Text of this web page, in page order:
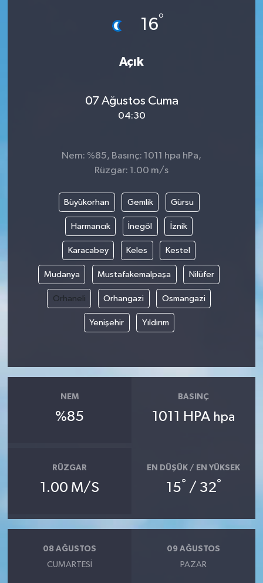
16°
Açık
07 Ağustos Cuma
04:30
Nem: %85, Basınç: 1011 hpa hPa,
Rüzgar: 1.00 m/s
Büyükorhan Gemlik Gürsu
Harmancık İnegöl İznik
Karacabey Keles Kestel
Mudanya Mustafakemalpaşa Nilüfer
Orhaneli Orhangazi Osmangazi
Yenişehir Yıldırım
NEM
%85
BASINÇ
1011 HPA hpa
RÜZGAR
1.00 M/S
EN DÜŞÜK / EN YÜKSEK
15° / 32°
08 AĞUSTOS
CUMARTESI
09 AĞUSTOS
PAZAR